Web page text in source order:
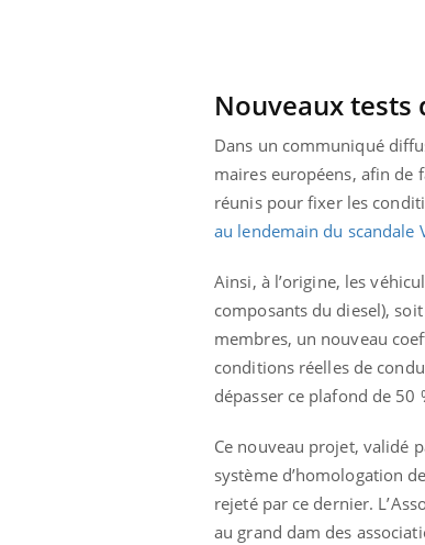
Nouveaux tests
Dans un communiqué
maires européens, afin de
réunis pour fixer les
au lendemain du scandale
Ainsi, à l’origine, les
composants du diesel),
membres, un nouveau
conditions réelles de
dépasser ce plafond de 50
Ce nouveau projet, validé
système d’homologation
rejeté par ce dernier.
au grand dam des